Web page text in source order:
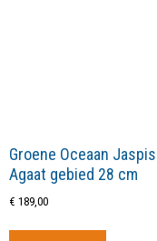
Groene Oceaan
Agaat gebied 28 cm
€ 189,00